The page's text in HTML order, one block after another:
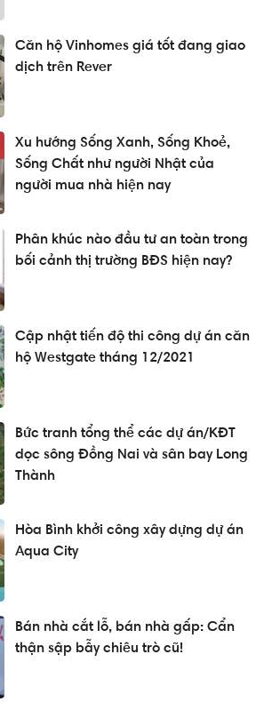
Căn hộ Vinhomes giá tốt đang giao
dịch trên Rever
Xu hướng Sống Xanh, Sống Khoẻ,
Sống Chất như người Nhật của
người mua nhà hiện nay
Phân khúc nào đầu tư an toàn trong
bối cảnh thị trường BĐS hiện nay?
Cập nhật tiến độ thi công dự án căn
hộ Westgate tháng 12/2021
Bức tranh tổng thể các dự án/KĐT
dọc sông Đồng Nai và sân bay Long
Thành
Hòa Bình khởi công xây dựng dự án
Aqua City
Bán nhà cắt lỗ, bán nhà gấp: Cẩn
thận sập bẫy chiêu trò cũ!